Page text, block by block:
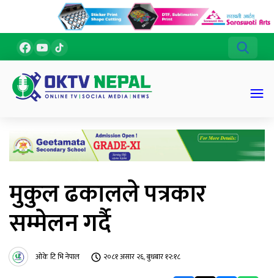
मुकुल ढकालले पत्रकार
सम्मेलन गर्दै
ओके टि भि नेपाल २०८१ असार २६, बुधबार १२:१८